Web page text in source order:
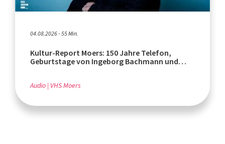
04.08.2026 - 55 Min.
Kultur-Report Moers: 150 Jahre Telefon,
Geburtstage von Ingeborg Bachmann und
Audio VHS Moers